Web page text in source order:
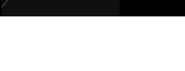
计大楼”读数爆表
议